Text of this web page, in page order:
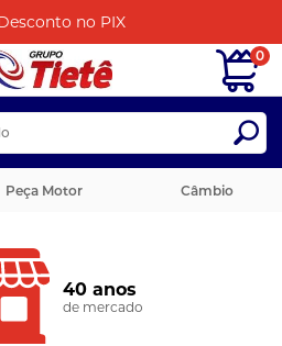
no PIX
Peça Motor Câmbio
0
40 anos
de mercado